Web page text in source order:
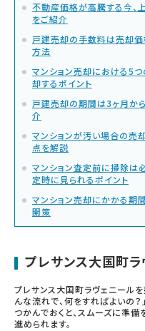
不動産価格が高騰する今、
をご紹介
戸建売却の手数料は売却価
方法
マンション売却における5
却するポイント
戸建売却の期間は3ヶ月か
介
マンションが汚い場合の売
点を解説
マンション査定前に掃除は
定時に見られるポイント
マンション売却にかかる期
開策
プレサンス大国町
プレサンス大国町ラヴェニール
んな流れで、何をすればよいの？
つかんでおくと、スムーズに準
進められます。